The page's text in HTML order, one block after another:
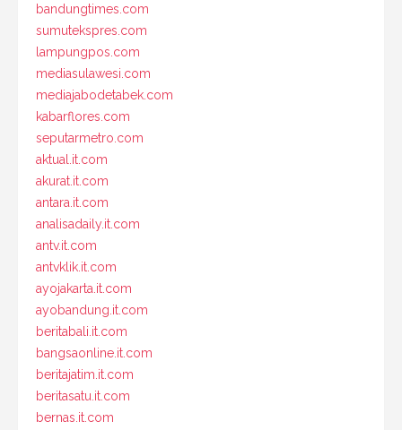
bandungtimes.com
sumutekspres.com
lampungpos.com
mediasulawesi.com
mediajabodetabek.com
kabarflores.com
seputarmetro.com
aktual.it.com
akurat.it.com
antara.it.com
analisadaily.it.com
antv.it.com
antvklik.it.com
ayojakarta.it.com
ayobandung.it.com
beritabali.it.com
bangsaonline.it.com
beritajatim.it.com
beritasatu.it.com
bernas.it.com